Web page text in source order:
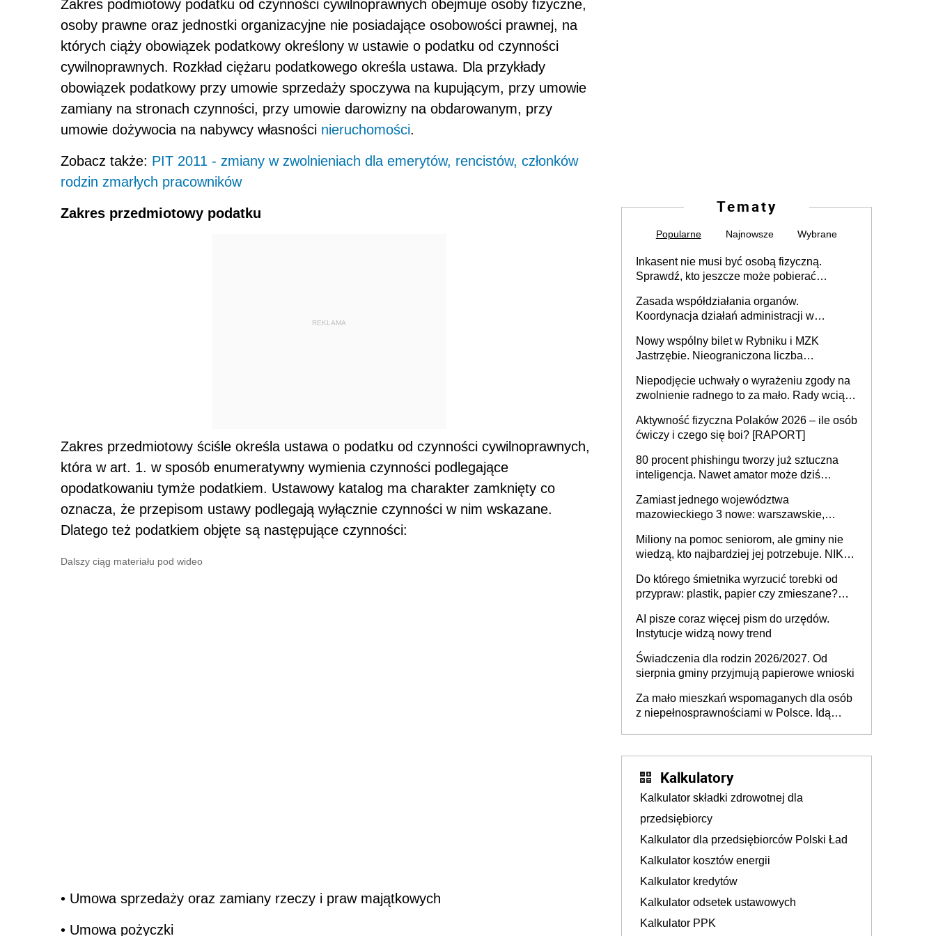
Zakres podmiotowy podatku od czynności cywilnoprawnych obejmuje osoby fizyczne,
osoby prawne oraz jednostki organizacyjne nie posiadające osobowości prawnej, na
których ciąży obowiązek podatkowy określony w ustawie o podatku od czynności
cywilnoprawnych. Rozkład ciężaru podatkowego określa ustawa. Dla przykłady
obowiązek podatkowy przy umowie sprzedaży spoczywa na kupującym, przy umowie
zamiany na stronach czynności, przy umowie darowizny na obdarowanym, przy
umowie dożywocia na nabywcy własności nieruchomości.
Zobacz także: PIT 2011 - zmiany w zwolnieniach dla emerytów, rencistów, członków
rodzin zmarłych pracowników
Zakres przedmiotowy podatku
REKLAMA
Zakres przedmiotowy ściśle określa ustawa o podatku od czynności cywilnoprawnych,
która w art. 1. w sposób enumeratywny wymienia czynności podlegające
opodatkowaniu tymże podatkiem. Ustawowy katalog ma charakter zamknięty co
oznacza, że przepisom ustawy podlegają wyłącznie czynności w nim wskazane.
Dlatego też podatkiem objęte są następujące czynności:
Dalszy ciąg materiału pod wideo
• Umowa sprzedaży oraz zamiany rzeczy i praw majątkowych
• Umowa pożyczki
Tematy
Popularne Najnowsze Wybrane
Inkasent nie musi być osobą fizyczną.
Sprawdź, kto jeszcze może pobierać
Zasada współdziałania organów.
Koordynacja działań administracji w
Nowy wspólny bilet w Rybniku i MZK
Jastrzębie. Nieograniczona liczba
Niepodjęcie uchwały o wyrażeniu zgody na
zwolnienie radnego to za mało. Rady wciąż
rozstrzygać sprawy
Aktywność fizyczna Polaków 2026 – ile osób
ćwiczy i czego się boi? [RAPORT]
80 procent phishingu tworzy już sztuczna
inteligencja. Nawet amator może dziś
Zamiast jednego województwa
mazowieckiego 3 nowe: warszawskie,
Europie nie ma tak dużych jednostek
stołecznych
Miliony na pomoc seniorom, ale gminy nie
wiedzą, kto najbardziej jej potrzebuje. NIK
Do którego śmietnika wyrzucić torebki od
przypraw: plastik, papier czy zmieszane?
AI pisze coraz więcej pism do urzędów.
Instytucje widzą nowy trend
Świadczenia dla rodzin 2026/2027. Od
sierpnia gminy przyjmują papierowe wnioski
Za mało mieszkań wspomaganych dla osób
z niepełnosprawnościami w Polsce. Idą
Kalkulatory
Kalkulator składki zdrowotnej dla
przedsiębiorcy
Kalkulator dla przedsiębiorców Polski Ład
Kalkulator kosztów energii
Kalkulator kredytów
Kalkulator odsetek ustawowych
Kalkulator PPK